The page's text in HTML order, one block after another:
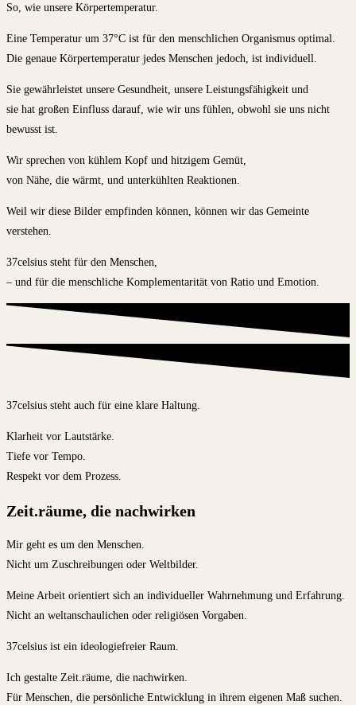
So, wie unsere Körpertemperatur.
Eine Temperatur um 37°C ist für den menschlichen Organismus optimal.
Die genaue Körpertemperatur jedes Menschen jedoch, ist individuell.
Sie gewährleistet unsere Gesundheit, unsere Leistungsfähigkeit und
sie hat großen Einfluss darauf, wie wir uns fühlen, obwohl sie uns nicht
bewusst ist.
Wir sprechen von kühlem Kopf und hitzigem Gemüt,
von Nähe, die wärmt, und unterkühlten Reaktionen.
Weil wir diese Bilder empfinden können, können wir das Gemeinte
verstehen.
37celsius steht für den Menschen,
– und für die menschliche Komplementarität von Ratio und Emotion.
37celsius steht auch für eine klare Haltung.
Klarheit vor Lautstärke.
Tiefe vor Tempo.
Respekt vor dem Prozess.
Zeit.räume, die nachwirken
Mir geht es um den Menschen.
Nicht um Zuschreibungen oder Weltbilder.
Meine Arbeit orientiert sich an individueller Wahrnehmung und Erfahrung.
Nicht an weltanschaulichen oder religiösen Vorgaben.
37celsius ist ein ideologiefreier Raum.
Ich gestalte Zeit.räume, die nachwirken.
Für Menschen, die persönliche Entwicklung in ihrem eigenen Maß suchen.